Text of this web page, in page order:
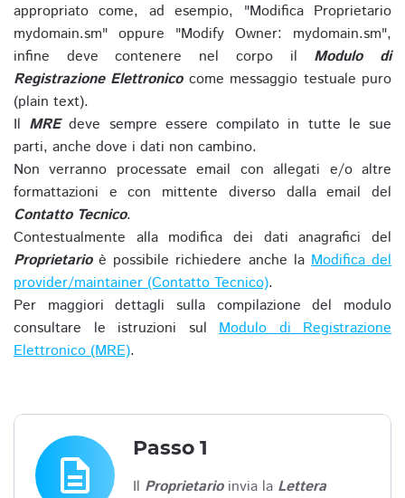
appropriato come, ad esempio, "Modifica Proprietario
mydomain.sm" oppure "Modify Owner: mydomain.sm",
infine deve contenere nel corpo il Modulo di
Registrazione Elettronicocome messaggio testuale puro
(plain text).
Il MREdeve sempre essere compilato in tutte le sue
parti, anche dove i dati non cambino.
Non verranno processate email con allegati e/o altre
formattazioni e con mittente diverso dalla email del
Contatto Tecnico.
Contestualmente alla modifica dei dati anagrafici del
Proprietarioè possibile richiedere anche laModifica del
provider/maintainer (Contatto Tecnico).
Per maggiori dettagli sulla compilazione del modulo
consultare le istruzioni sul Modulo di Registrazione
Elettronico (MRE).
description
Passo 1
Il Proprietarioinvia la Lettera